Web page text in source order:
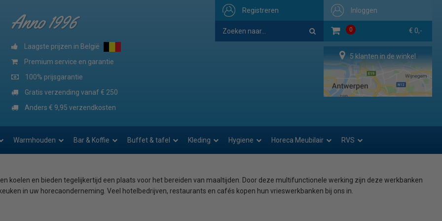
Inloggen
0 € 0,-
Registreren
Anno 1996
Laagste prijzen in België
Premium service en garantie
100% prijsgarantie
Gratis verzending vanaf € 250
Anders € 9,95 verzendkosten
5 klanten in de winkel
Warmhouden Bar & Koffie Buffet & tafel Kleding Hygiene Horeca Meubilair RVS
koelen en bieden tegelijkertijd een plaats voor het bereiden van maaltijden. Door deze multifunctionele werking zijn deze werkbanken
in uw horecaonderneming. Veel hotelbedrijven, restaurants en cafés kopen hun vrieswerkbanken bij ons in.
kwaliteit